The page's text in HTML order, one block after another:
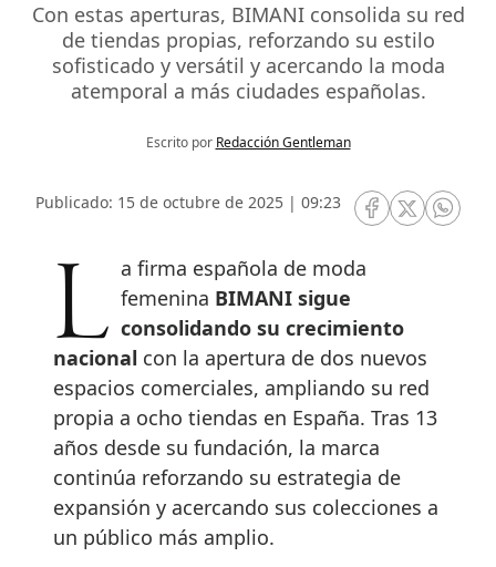
Con estas aperturas, BIMANI consolida su red
de tiendas propias, reforzando su estilo
sofisticado y versátil y acercando la moda
atemporal a más ciudades españolas.
Escrito por Redacción Gentleman
Publicado: 15 de octubre de 2025 | 09:23
RRSS Facebook
RRSSRRSS
La firma española de moda femenina BIMANI sigue
consolidando su crecimiento
nacional con la apertura de dos nuevos
espacios comerciales, ampliando su red
propia a ocho tiendas en España. Tras 13
años desde su fundación, la marca
continúa reforzando su estrategia de
expansión y acercando sus colecciones a
un público más amplio.